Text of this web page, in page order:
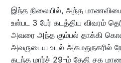
இந்த நிலையில், அந்த
உள்பட 3 பேர் கடத்திய விவரம்
அவரை அந்த கும்பல் தாக்கி
அவருடைய உடல் அகமதுநகரில்
கடந்த மார்ச் 29-ம் தேதி சக